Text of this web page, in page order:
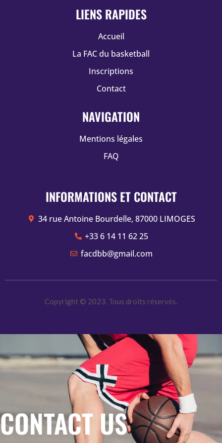
LIENS RAPIDES
Accueil
La FAC du basketball
Inscriptions
Contact
NAVIGATION
Mentions légales
FAQ
INFORMATIONS ET CONTACT
34 rue Antoine Bourdelle, 87000 LIMOGES
+33 6 14 11 62 25
facdbb@gmail.com
Copyright © 2023. Tous droits réservés.
CONTACT US